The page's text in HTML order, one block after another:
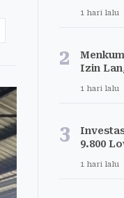
1 hari lalu
2
Izin
1 hari lalu
3
9.800
1 hari lalu